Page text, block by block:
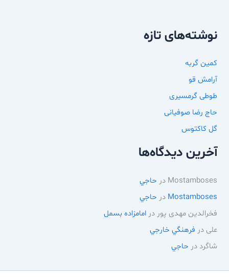
نوشته‌های تازه
کمین گربه
آرامش قو
طوطی گرمسیری
حاج رضا صوفیانی
گل کاکتوس
آخرین دیدگاه‌ها
Mostamboses در حاجي
Mostamboses در حاجي
فخرالدین مهدی پور درامامزاده بسمل
علی در فرهنگي خارجي
شاگرد در حاجي